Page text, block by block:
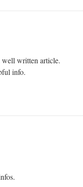
well written article.
info.